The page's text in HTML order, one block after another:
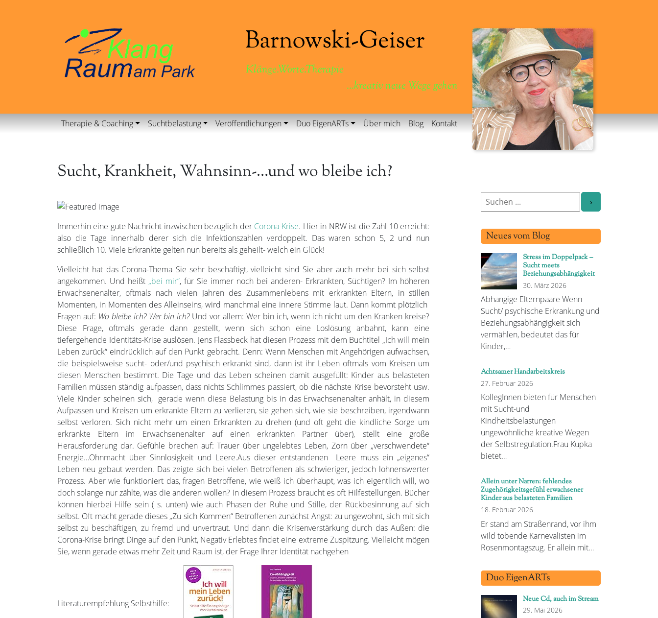
Klänge.Worte.Therapie
...kreativ neue Wege gehen
Therapie & Coaching Suchtbelastung Veröffentlichungen Duo EigenARTs Über mich Blog Kontakt
Sucht, Krankheit, Wahnsinn-…und wo bleibe ich?
Immerhin eine gute Nachricht inzwischen bezüglich der Corona-Krise. Hier in NRW ist die Zahl 10 erreicht:
also die Tage innerhalb derer sich die Infektionszahlen verdoppelt. Das waren schon 5, 2 und nun
schließlich 10. Viele Erkrankte gelten nun bereits als geheilt- welch ein Glück!
Vielleicht hat das Corona-Thema Sie sehr beschäftigt, vielleicht sind Sie aber auch mehr bei sich selbst
angekommen. Und heißt „bei mir“, für Sie immer noch bei anderen- Erkrankten, Süchtigen? Im höheren
Erwachsenenalter, oftmals nach vielen Jahren des Zusammenlebens mit erkrankten Eltern, in stillen
Momenten, in Momenten des Alleinseins, wird manchmal eine innere Stimme laut. Dann kommt plötzlich
Fragen auf: Wo bleibe ich? Wer bin ich?Und vor allem: Wer bin ich, wenn ich nicht um den Kranken kreise?
Diese Frage, oftmals gerade dann gestellt, wenn sich schon eine Loslösung anbahnt, kann eine
tiefergehende Identitäts-Krise auslösen. Jens Flassbeck hat diesen Prozess mit dem Buchtitel „Ich will mein
Leben zurück“ eindrücklich auf den Punkt gebracht. Denn: Wenn Menschen mit Angehörigen aufwachsen,
die beispielsweise sucht- oder/und psychisch erkrankt sind, dann ist ihr Leben oftmals vom Kreisen um
diesen Menschen bestimmt. Die Tage und das Leben scheinen damit ausgefüllt: Kinder aus belasteten
Familien müssen ständig aufpassen, dass nichts Schlimmes passiert, ob die nächste Krise bevorsteht usw.
Viele Kinder scheinen sich, gerade wenn diese Belastung bis in das Erwachsenenalter anhält, in diesem
Aufpassen und Kreisen um erkrankte Eltern zu verlieren, sie gehen sich, wie sie beschreiben, irgendwann
selbst verloren. Sich nicht mehr um einen Erkrankten zu drehen (und oft geht die kindliche Sorge um
erkrankte Eltern im Erwachsenenalter auf einen erkrankten Partner über), stellt eine große
Herausforderung dar. Gefühle brechen auf: Trauer über ungelebtes Leben, Zorn über „verschwendete“
Energie…Ohnmacht über Sinnlosigkeit und Leere.Aus dieser entstandenen Leere muss ein „eigenes“
Leben neu gebaut werden. Das zeigte sich bei vielen Betroffenen als schwieriger, jedoch lohnenswerter
Prozess. Aber wie funktioniert das, fragen Betroffene, wie weiß ich überhaupt, was ich eigentlich will, wo
doch solange nur zählte, was die anderen wollen? In diesem Prozess braucht es oft Hilfestellungen. Bücher
können hierbei Hilfe sein ( s. unten) wie auch Phasen der Ruhe und Stille, der Rückbesinnung auf sich
selbst. Oft macht gerade dieses „Zu sich Kommen“ Betroffenen zunächst Angst: zu ungewohnt, sich mit sich
selbst zu beschäftigen, zu fremd und unvertraut. Und dann die Krisenverstärkung durch das Außen: die
Corona-Krise bringt Dinge auf den Punkt, Negativ Erlebtes findet eine extreme Zuspitzung. Vielleicht mögen
Sie, wenn gerade etwas mehr Zeit und Raum ist, der Frage Ihrer Identität nachgehen
Literaturempfehlung Selbsthilfe:
Neues vom Blog
Stress im Doppelpack –
Sucht meets
Beziehungsabhängigkeit
30. März 2026
Abhängige Elternpaare Wenn
Sucht/ psychische Erkrankung und
Beziehungsabhängigkeit sich
vermählen, bedeutet das für
Kinder,…
Achtsamer Handarbeitskreis
27. Februar 2026
KollegInnen bieten für Menschen
mit Sucht-und
Kindheitsbelastungen
ungewöhnliche kreative Wegen
der Selbstregulation.Frau Kupka
bietet…
Allein unter Narren: fehlendes
Zugehörigkeitsgefühl erwachsener
Kinder aus belasteten Familien
18. Februar 2026
Er stand am Straßenrand, vor ihm
wild tobende Karnevalisten im
Rosenmontagszug. Er allein mit…
Duo EigenARTs
Neue Cd, auch im Stream
29. Mai 2026